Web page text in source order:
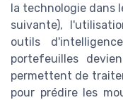
la technologie dans
suivante),
outils
portefeuilles
permettent de
pour prédire les